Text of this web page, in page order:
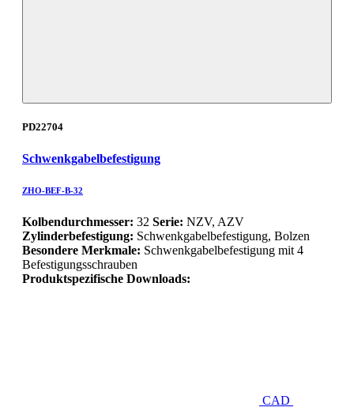
PD22704
Schwenkgabelbefestigung
ZHO-BEF-B-32
Kolbendurchmesser: 32 Serie: NZV, AZV
Zylinderbefestigung: Schwenkgabelbefestigung, Bolzen
Besondere Merkmale: Schwenkgabelbefestigung mit 4
Befestigungsschrauben
Produktspezifische Downloads:
CAD